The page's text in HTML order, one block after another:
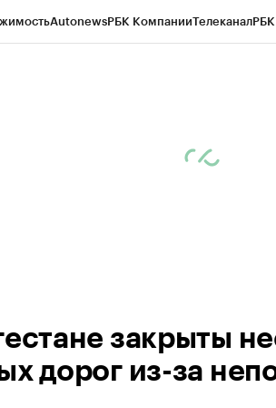
AutonewsРБК КомпанииТелеканал
закрыты
дорог из-за